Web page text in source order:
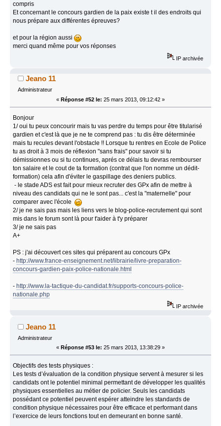
compris
Et concernant le concours gardien de la paix existe t il des endroits qui
nous prépare aux différentes épreuves?
et pour la région aussi
merci quand même pour vos réponses
IP archivée
Jeano 11
Administrateur
« Réponse #52 le: 25 mars 2013, 09:12:42 »
Bonjour
1/ oui tu peux concourir mais tu vas perdre du temps pour être titularisé
gardien et c'est là que je ne te comprend pas : tu dis être déterminée
mais tu recules devant l'obstacle !! Lorsque tu rentres en Ecole de Police
tu as droit à 3 mois de réflexion "sans frais" pour savoir si tu
démissionnes ou si tu continues, aprés ce délais tu devras rembourser
ton salaire et le cout de ta formation (contrat que l'on nomme un dédit-
formation) cela afin d'éviter le gaspillage des deniers publics.
- le stade ADS est fait pour mieux recruter des GPx afin de mettre à
niveau des candidats qui ne le sont pas... c'est la "maternelle" pour
comparer avec l'école
2/ je ne sais pas mais les liens vers le blog-police-recrutement qui sont
mis dans le forum sont là pour t'aider à t'y préparer
3/ je ne sais pas
A+
PS : j'ai découvert ces sites qui préparent au concours GPx
-http://www.france-enseignement.net/librairie/livre-preparation-
concours-gardien-paix-police-nationale.html
-http://www.la-tactique-du-candidat.fr/supports-concours-police-
nationale.php
IP archivée
Jeano 11
Administrateur
« Réponse #53 le: 25 mars 2013, 13:38:29 »
Objectifs des tests physiques :
Les tests d’évaluation de la condition physique servent à mesurer si les
candidats ont le potentiel minimal permettant de développer les qualités
physiques essentielles au métier de policier. Seuls les candidats
possédant ce potentiel peuvent espérer atteindre les standards de
condition physique nécessaires pour être efficace et performant dans
l’exercice de leurs fonctions tout en demeurant en bonne santé.